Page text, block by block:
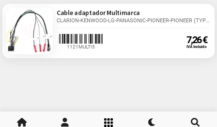
Cable adaptador Multimarca
CLARION-KENWOOD-LG-PANASONIC-PIONEER-PIONEER (TYPE...
1121MULTI5
7,26 €
IVA Incluido